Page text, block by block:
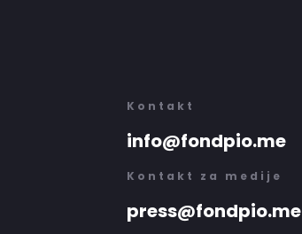
Kontakt
info@fondpio.me
Kontakt za medije
press@fondpio.me